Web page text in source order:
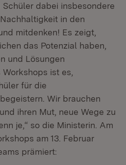
dabei insbesondere
in den
mitdenken! Es zeigt,
das Potenzial haben,
und Lösungen
ist es,
für die
Wir brauchen
ihren Mut, neue Wege zu
je,“ so die Ministerin. Am
am 13. Februar
prämiert: